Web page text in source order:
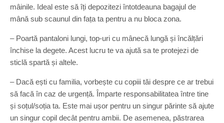
mâinile. Ideal este să îți depozitezi întotdeauna bagajul de
mână sub scaunul din fața ta pentru a nu bloca zona.
– Poartă pantaloni lungi, top-uri cu mânecă lungă și încălțări
închise la degete. Acest lucru te va ajută sa te protejezi de
sticlă spartă și altele.
– Dacă ești cu familia, vorbește cu copiii tăi despre ce ar trebui
să facă în caz de urgență. Împarte responsabilitatea între tine
și soțul/soția ta. Este mai ușor pentru un singur părinte să ajute
un singur copil decât pentru ambii. De asemenea, păstrarea